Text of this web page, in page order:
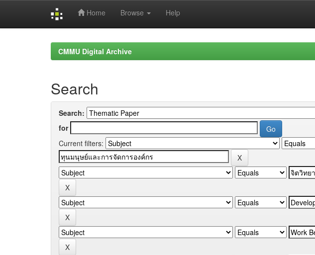
Home Browse Help
CMMU Digital Archive
Search
Search:
for
Current filters: